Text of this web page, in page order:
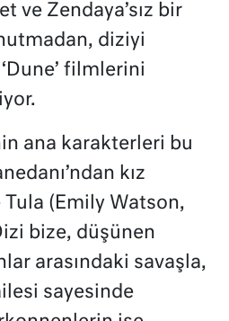
ve Zendaya’sız bir
diziyi
filmlerini
ana karakterleri bu
kız
Tula (Emily Watson,
bize, düşünen
arasındaki savaşla,
sayesinde